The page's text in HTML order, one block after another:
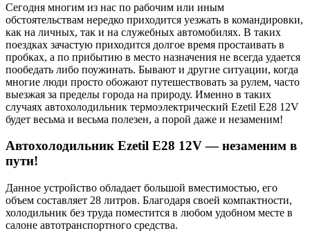
Сегодня многим из нас по рабочим или иным
обстоятельствам нередко приходится уезжать в командировки,
как на личных, так и на служебных автомобилях. В таких
поездках зачастую приходится долгое время простаивать в
пробках, а по прибытию в место назначения не всегда удается
пообедать либо поужинать. Бывают и другие ситуации, когда
многие люди просто обожают путешествовать за рулем, часто
выезжая за пределы города на природу. Именно в таких
случаях автохолодильник термоэлектрический Ezetil E28 12V
будет весьма и весьма полезен, а порой даже и незаменим!
Автохолодильник Ezetil E28 12V — незаменим в
пути!
Данное устройство обладает большой вместимостью, его
объем составляет 28 литров. Благодаря своей компактности,
холодильник без труда поместится в любом удобном месте в
салоне автотранспортного средства.